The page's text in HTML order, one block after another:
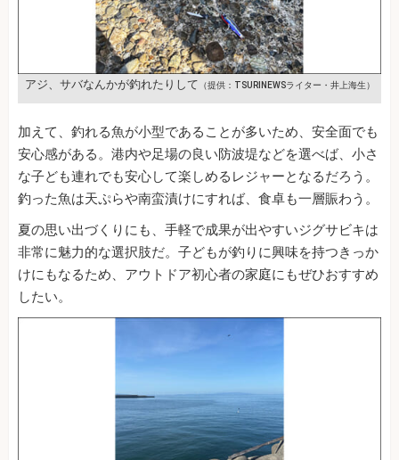
アジ、サバなんかが釣れたりして （提供：TSURINEWSライター・井上海生）
加えて、釣れる魚が小型であることが多いため、安全面でも
安心感がある。港内や足場の良い防波堤などを選べば、小さ
な子ども連れでも安心して楽しめるレジャーとなるだろう。
釣った魚は天ぷらや南蛮漬けにすれば、食卓も一層賑わう。
夏の思い出づくりにも、手軽で成果が出やすいジグサビキは
非常に魅力的な選択肢だ。子どもが釣りに興味を持つきっか
けにもなるため、アウトドア初心者の家庭にもぜひおすすめ
したい。